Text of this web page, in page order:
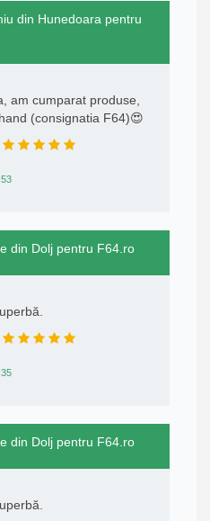
din Hunedoara pentru
am cumparat produse,
(consignatia F64)😍
din Dolj pentru F64.ro
din Dolj pentru F64.ro